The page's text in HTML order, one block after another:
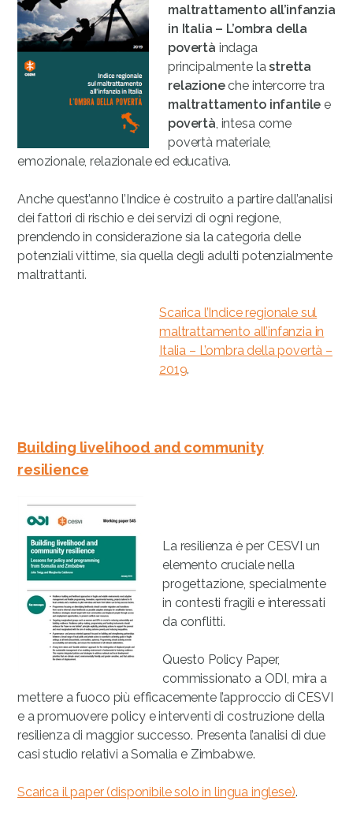
maltrattamento all’infanzia
in Italia – L’ombra della
povertà indaga
principalmente lastretta
relazioneche intercorre tra
maltrattamento infantile e
povertà, intesa come
povertà materiale,
emozionale, relazionale ed educativa.
Anche quest’anno l’Indice è costruito a partire dall’analisi
dei fattori di rischio e dei servizi di ogni regione,
prendendo in considerazione sia la categoria delle
potenziali vittime, sia quella degli adulti potenzialmente
maltrattanti.
Scarica l’Indice regionale sul
maltrattamento all’infanzia in
Italia – L’ombra della povertà –
2019.
Building livelihood and community
resilience
La resilienza è per CESVI un
elemento cruciale nella
progettazione, specialmente
in contesti fragili e interessati
da conflitti.
Questo Policy Paper,
commissionato a ODI, mira a
mettere a fuoco più efficacemente l’approccio di CESVI
e a promuovere policy e interventi di costruzione della
resilienza di maggior successo. Presenta l’analisi di due
casi studio relativi a Somalia e Zimbabwe.
Scarica il paper (disponibile solo in lingua inglese).